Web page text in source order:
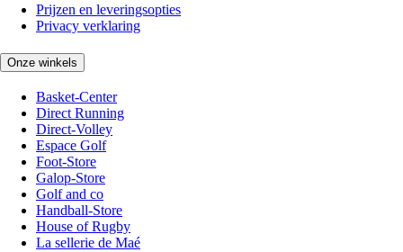
Prijzen en leveringsopties
Privacy verklaring
Onze winkels
Basket-Center
Direct Running
Direct-Volley
Espace Golf
Foot-Store
Galop-Store
Golf and co
Handball-Store
House of Rugby
La sellerie de Maé